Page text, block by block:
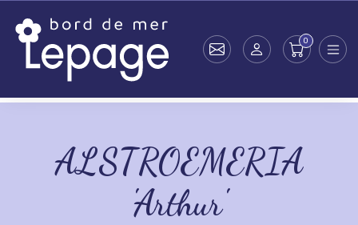
ALSTROEMERIA
'Arthur'